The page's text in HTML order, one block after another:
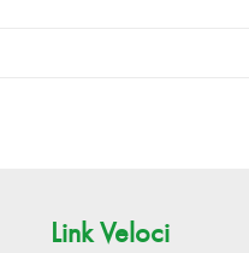
Link Veloci